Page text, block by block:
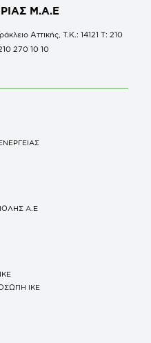
Μ.Α.Ε
Αττικής, Τ.Κ.: 14121 Τ: 210
270 10 10
A.E
ΙΚΕ